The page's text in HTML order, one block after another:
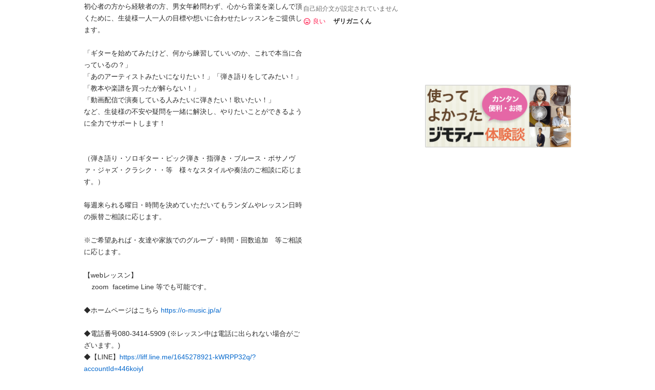
初心者の方から経験者の方、男女年齢問わず、心から音楽を楽しんで頂
くために、生徒様一人一人の目標や想いに合わせたレッスンをご提供し
ます。
「ギターを始めてみたけど、何から練習していいのか、これで本当に合
っているの？」
「あのアーティストみたいになりたい！」「弾き語りをしてみたい！」
「教本や楽譜を買ったが解らない！」
「動画配信で演奏している人みたいに弾きたい！歌いたい！」
など、生徒様の不安や疑問を一緒に解決し、やりたいことができるよう
に全力でサポートします！
（弾き語り・ソロギター・ピック弾き・指弾き・ブルース・ボサノヴ
ァ・ジャズ・クラシク・・等　様々なスタイルや奏法のご相談に応じま
す。）
毎週来られる曜日・時間を決めていただいてもランダムやレッスン日時
の振替ご相談に応じます。
※ご希望あれば・友達や家族でのグループ・時間・回数追加　等ご相談
に応じます。
【webレッスン】
◆ホームページはこちら https://o-music.jp/a/
◆電話番号080-3414-5909 (※レッスン中は電話に出られない場合がご
ざいます。)
◆【LINE】 https://liff.line.me/1645278921-kWRPP32q/?
accountId=446koiyl
自己紹介文が設定されていません
良い
ザリガニくん